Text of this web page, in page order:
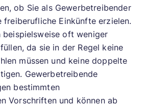
ob Sie als Gewerbetreibender
freiberufliche Einkünfte erzielen.
beispielsweise oft weniger
da sie in der Regel keine
müssen und keine doppelte
Gewerbetreibende
bestimmten
Vorschriften und können ab